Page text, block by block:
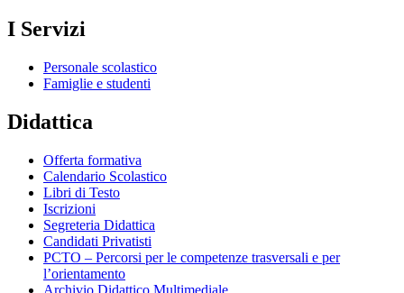
I Servizi
Personale scolastico
Famiglie e studenti
Didattica
Offerta formativa
Calendario Scolastico
Libri di Testo
Iscrizioni
Segreteria Didattica
Candidati Privatisti
PCTO – Percorsi per le competenze trasversali e per
l’orientamento
Archivio Didattico Multimediale